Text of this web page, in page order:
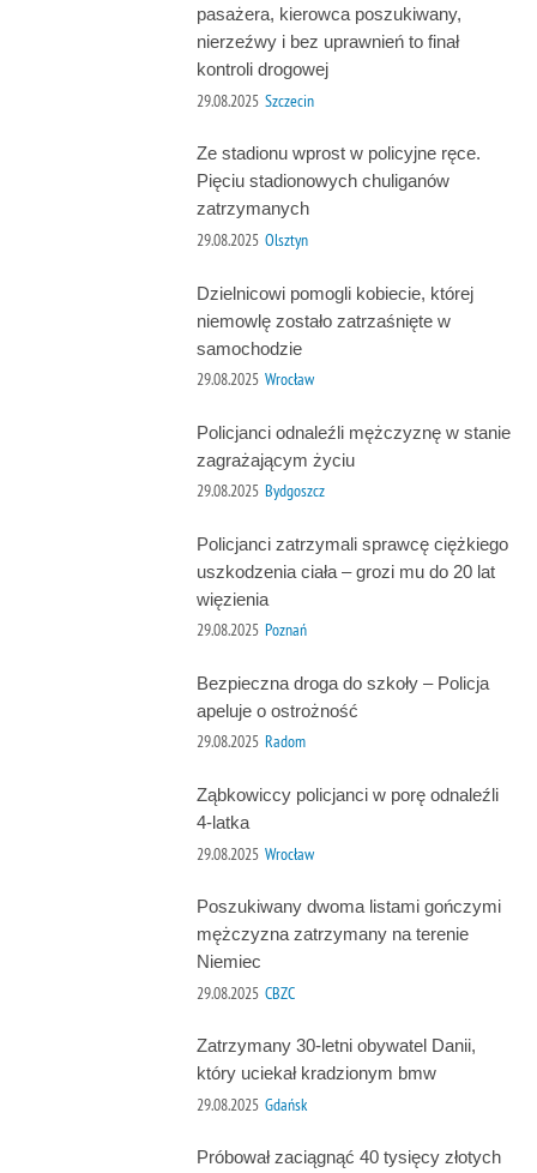
pasażera, kierowca poszukiwany,
nierzeźwy i bez uprawnień to finał
kontroli drogowej
29.08.2025 Szczecin
Ze stadionu wprost w policyjne ręce.
Pięciu stadionowych chuliganów
zatrzymanych
29.08.2025 Olsztyn
Dzielnicowi pomogli kobiecie, której
niemowlę zostało zatrzaśnięte w
samochodzie
29.08.2025 Wrocław
Policjanci odnaleźli mężczyznę w stanie
zagrażającym życiu
29.08.2025 Bydgoszcz
Policjanci zatrzymali sprawcę ciężkiego
uszkodzenia ciała – grozi mu do 20 lat
więzienia
29.08.2025 Poznań
Bezpieczna droga do szkoły – Policja
apeluje o ostrożność
29.08.2025 Radom
Ząbkowiccy policjanci w porę odnaleźli
4-latka
29.08.2025 Wrocław
Poszukiwany dwoma listami gończymi
mężczyzna zatrzymany na terenie
Niemiec
29.08.2025 CBZC
Zatrzymany 30-letni obywatel Danii,
który uciekał kradzionym bmw
29.08.2025 Gdańsk
Próbował zaciągnąć 40 tysięcy złotych